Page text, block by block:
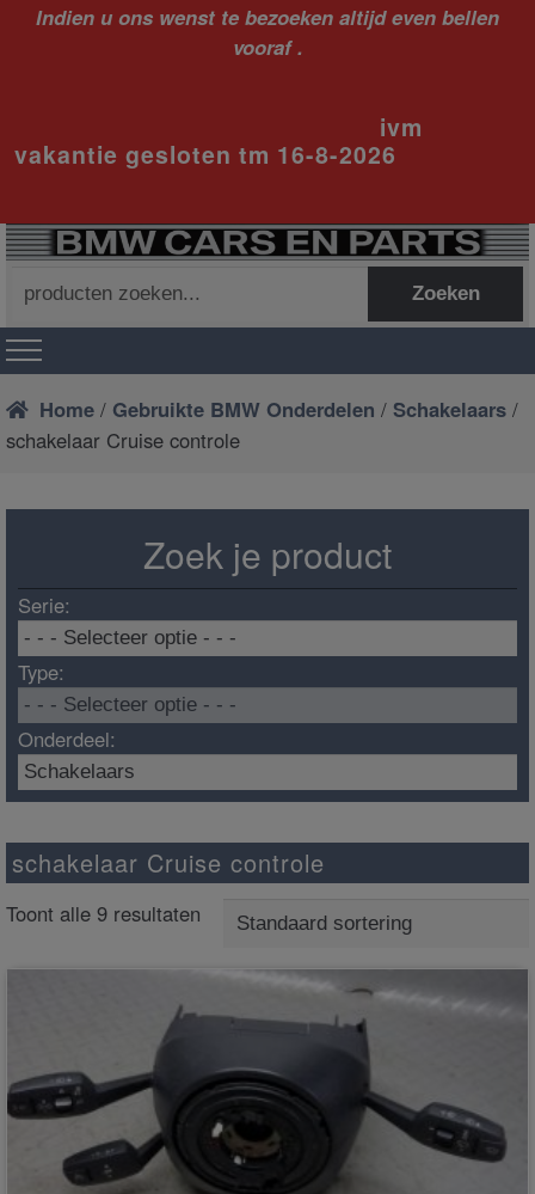
Indien u ons wenst te bezoeken altijd even bellen
vooraf .
ivm
vakantie gesloten tm 16-8-2026
naar:
Zoeken
Home / Gebruikte BMW Onderdelen /Schakelaars /
schakelaar Cruise controle
Zoek je product
Serie:
Type:
Onderdeel:
schakelaar Cruise controle
Toont alle 9 resultaten